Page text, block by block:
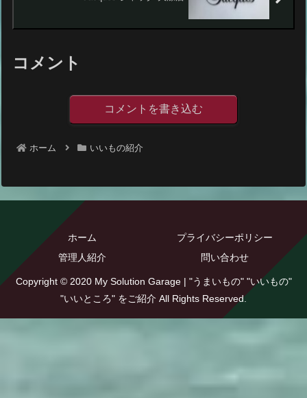
コメント
コメントを書き込む
ホーム いいもの紹介
ホーム
プライバシーポリシー
管理人紹介
問い合わせ
Copyright © 2020 My Solution Garage | "うまいもの" "いいもの"
"いいところ" をご紹介 All Rights Reserved.